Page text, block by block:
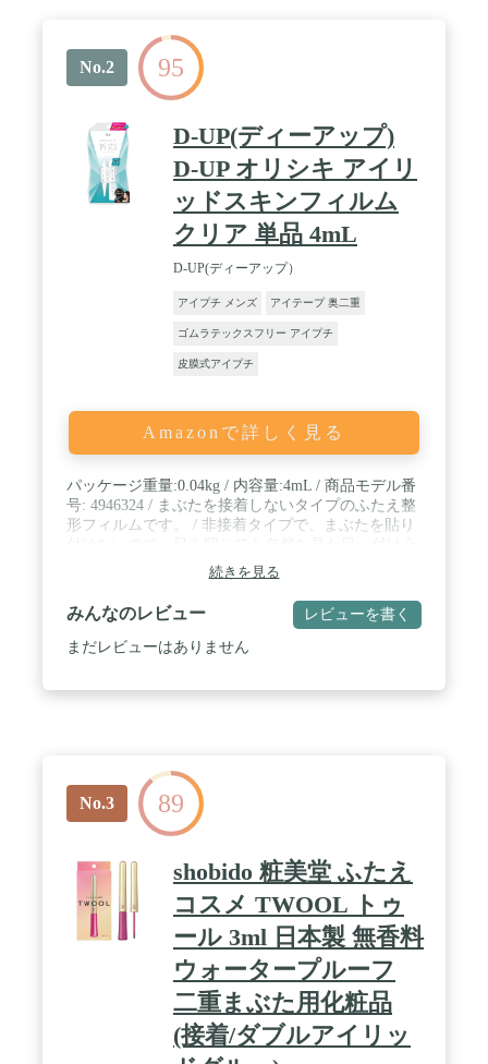
No.2 95
D-UP(ディーアップ)
D-UP オリシキ アイリ
ッドスキンフィルム
クリア 単品 4mL
D-UP(ディーアップ）
アイプチ メンズ アイテープ 奥二重
ゴムラテックスフリー アイプチ
皮膜式アイプチ
Amazonで詳しく見る
パッケージ重量:0.04kg / 内容量:4mL / 商品モデル番
号: 4946324 / まぶたを接着しないタイプのふたえ整
形フィルムです。 / 非接着タイプで、まぶたを貼り
続きを見る
みんなのレビュー レビューを書く
まだレビューはありません
No.3 89
shobido 粧美堂 ふたえ
コスメ TWOOL トゥ
ール 3ml 日本製 無香料
ウォータープルーフ
二重まぶた用化粧品
(接着/ダブルアイリッ